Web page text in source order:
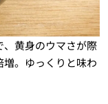
黄身のウマさが際
。ゆっくりと味わ